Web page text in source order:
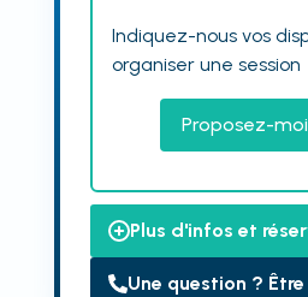
Indiquez-nous vos
organiser une session
Proposez-
Plus d'infos et
Une question ?